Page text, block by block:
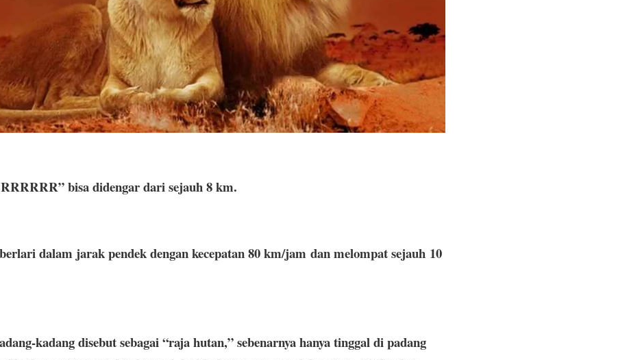
bisa didengar dari sejauh 8 km.
dalam jarak pendek dengan kecepatan 80 km/jam dan melompat sejauh 10
kadang disebut sebagai “raja hutan,” sebenarnya hanya tinggal di padang